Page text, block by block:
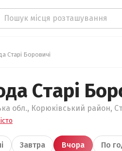
Старі Боровичі
Старі
обл., Корюківський район,
Завтра Вчора По